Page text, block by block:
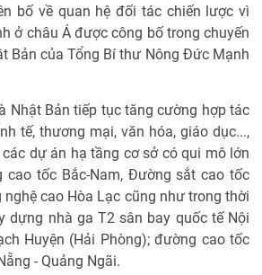
bố về quan hệ đối tác chiến lược vì
ở châu Á được công bố trong chuyến
Bản của Tổng Bí thư Nông Đức Mạnh
Nhật Bản tiếp tục tăng cường hợp tác
tế, thương mại, văn hóa, giáo dục...,
dự án hạ tầng cơ sở có qui mô lớn
cao tốc Bắc-Nam, Đường sắt cao tốc
nghệ cao Hòa Lạc cũng như trong thời
dựng nhà ga T2 sân bay quốc tế Nội
Huyện (Hải Phòng); đường cao tốc
- Quảng Ngãi.